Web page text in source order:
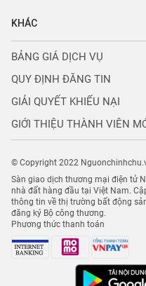
KHÁC
BẢNG GIÁ DỊCH VỤ
QUY ĐỊNH ĐĂNG TIN
GIẢI QUYẾT KHIẾU NẠI
GIỚI THIỆU THÀNH VIÊN
© Copyright 2022
Sàn giao dịch thương mại điện tử
nhà đất hàng đầu tại Việt Nam.
thông tin về thị trường bất động
đăng ký Bộ công thương.
Phương thức thanh toán